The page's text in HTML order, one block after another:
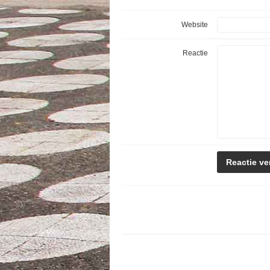
Website
Reactie